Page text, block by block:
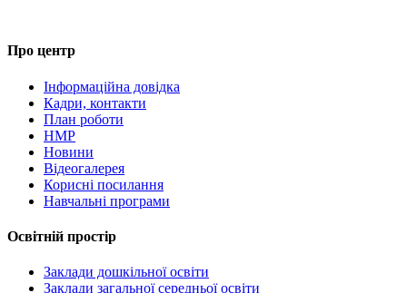
Про центр
Інформаційна довідка
Кадри, контакти
План роботи
НМР
Новини
Відеогалерея
Корисні посилання
Навчальні програми
Освітній простір
Заклади дошкільної освіти
Заклади загальної середньої освіти